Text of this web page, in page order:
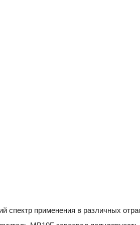
спектр применения в различных